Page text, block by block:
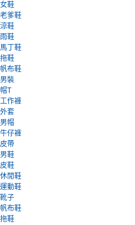
女鞋
老爹鞋
涼鞋
雨鞋
馬丁鞋
拖鞋
帆布鞋
男裝
帽T
工作褲
外套
男帽
牛仔褲
皮帶
男鞋
皮鞋
休閒鞋
運動鞋
靴子
帆布鞋
拖鞋